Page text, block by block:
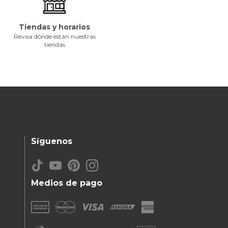
Tiendas y horarios
Revisa dónde están nuestras
tiendas
Medios de pago
Síguenos